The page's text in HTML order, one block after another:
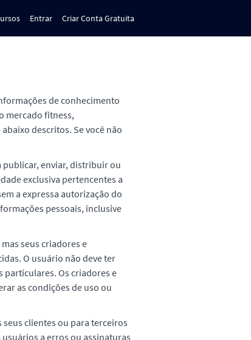
Entrar Criar Conta Gratuita
de conhecimento
mercado fitness,
descritos. Se você não
publicar, enviar, distribuir ou
exclusiva pertencentes a
a expressa autorização do
pessoais, inclusive
seus criadores e
O usuário não deve ter
particulares. Os criadores e
as condições de uso ou
seus clientes ou para terceiros
a erros ou assinaturas